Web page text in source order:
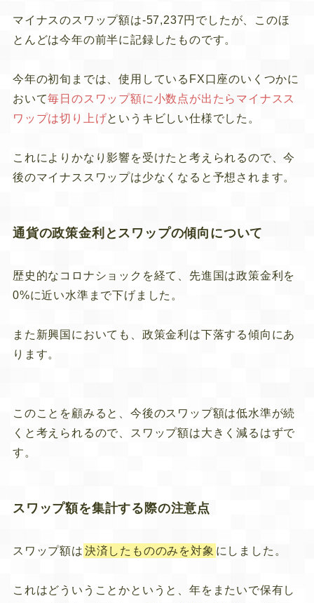
マイナスのスワップ額は-57,237円でしたが、このほ
とんどは今年の前半に記録したものです。
今年の初旬までは、使用しているFX口座のいくつかに
おいて毎日のスワップ額に小数点が出たらマイナスス
ワップは切り上げというキビしい仕様でした。
これによりかなり影響を受けたと考えられるので、今
後のマイナススワップは少なくなると予想されます。
通貨の政策金利とスワップの傾向について
歴史的なコロナショックを経て、先進国は政策金利を
0%に近い水準まで下げました。
また新興国においても、政策金利は下落する傾向にあ
ります。
このことを顧みると、今後のスワップ額は低水準が続
くと考えられるので、スワップ額は大きく減るはずで
す。
スワップ額を集計する際の注意点
スワップ額は 決済したもののみを対象 にしました。
これはどういうことかというと、年をまたいで保有し